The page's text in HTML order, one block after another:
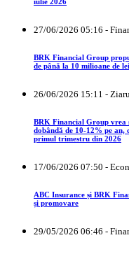
27/06/2026 05:16 -
BRK Financial Group
de până la 10 milioane de lei
26/06/2026 15:11 -
BRK Financial Group vrea
dobândă de 10-12% pe an,
primul trimestru din 2026
17/06/2026 07:50 -
ABC Insurance și BRK
și promovare
29/05/2026 06:46 -